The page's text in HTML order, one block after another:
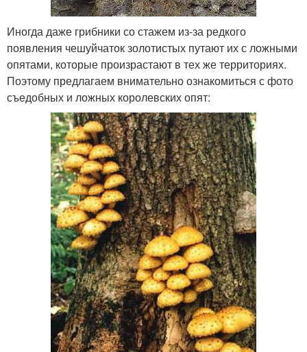
Иногда даже грибники со стажем из-за редкого
появления чешуйчаток золотистых путают их с ложными
опятами, которые произрастают в тех же территориях.
Поэтому предлагаем внимательно ознакомиться с фото
съедобных и ложных королевских опят: